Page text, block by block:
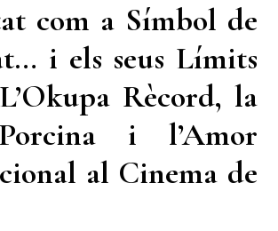
com a Símbol de
i els seus Límits
Rècord, la
i l’Amor
al Cinema de